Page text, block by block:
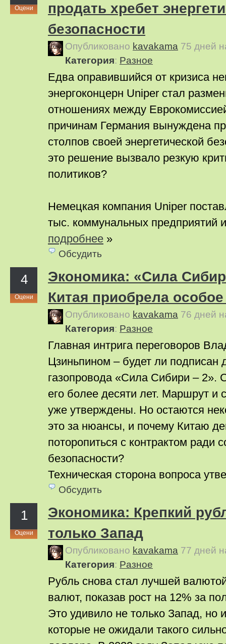
Оцени
продать хребет
безопасности
Опубликовано kavakama 75 дней
Категория: Pазное
Едва оправившийся от кризиса
энергоконцерн Uniper стал
отношениях между
причинам Германия вынуждена
столпов своей энергетической
это решение вызвало резкую
политиков?
Немецкая компания Uniper
тыс. коммунальных
подробнее »
Обсудить
4
Оцени
Экономика: «Сила
Китая приобрела
Опубликовано kavakama 76 дней
Категория: Pазное
Главная интрига переговоров
Цзиньпином – будет ли подписан
газопровода «Сила Сибири – 2».
его более десяти лет. Маршрут и
уже утверждены. Но остаются
это за нюансы, и почему Китаю
поторопиться с контрактом ради
безопасности?
Техническая сторона вопроса
Обсудить
1
Оцени
Экономика: Крепкий
только Запад
Опубликовано kavakama 77 дней
Категория: Pазное
Рубль снова стал лучшей
валют, показав рост на 12% за
Это удивило не только Запад, но
которые не ожидали такого